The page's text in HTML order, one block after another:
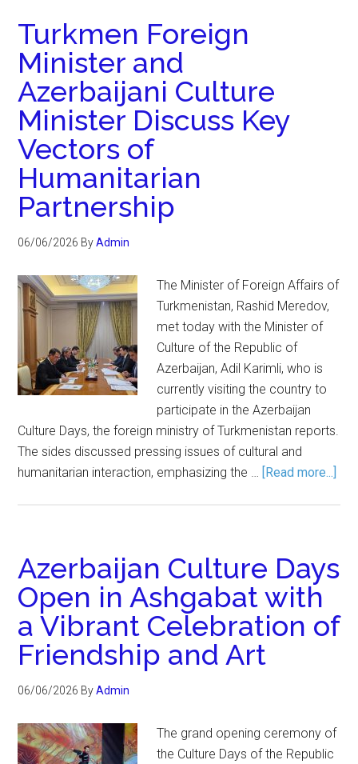
Turkmen Foreign
Minister and
Azerbaijani Culture
Minister Discuss Key
Vectors of
Humanitarian
Partnership
06/06/2026 ByAdmin
The Minister of Foreign Affairs of
Turkmenistan, Rashid Meredov,
met today with the Minister of
Culture of the Republic of
Azerbaijan, Adil Karimli, who is
currently visiting the country to
participate in the Azerbaijan
Culture Days, the foreign ministry of Turkmenistan reports.
The sides discussed pressing issues of cultural and
humanitarian interaction, emphasizing the … [Read more...]
Azerbaijan Culture Days
Open in Ashgabat with
a Vibrant Celebration of
Friendship and Art
06/06/2026 ByAdmin
The grand opening ceremony of
the Culture Days of the Republic